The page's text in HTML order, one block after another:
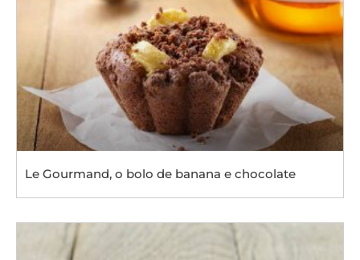
Le Gourmand, o bolo de banana e chocolate